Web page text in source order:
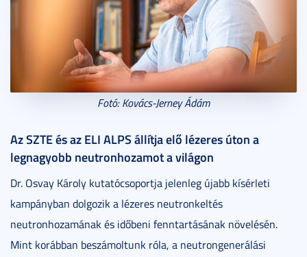
Fotó: Kovács-Jerney Ádám
Az SZTE és az ELI ALPS állítja elő lézeres úton a
legnagyobb neutronhozamot a világon
Dr. Osvay Károly kutatócsoportja jelenleg újabb kísérleti
kampányban dolgozik a lézeres neutronkeltés
neutronhozamának és időbeni fenntartásának növelésén.
Mint korábban beszámoltunk róla, a neutrongenerálási